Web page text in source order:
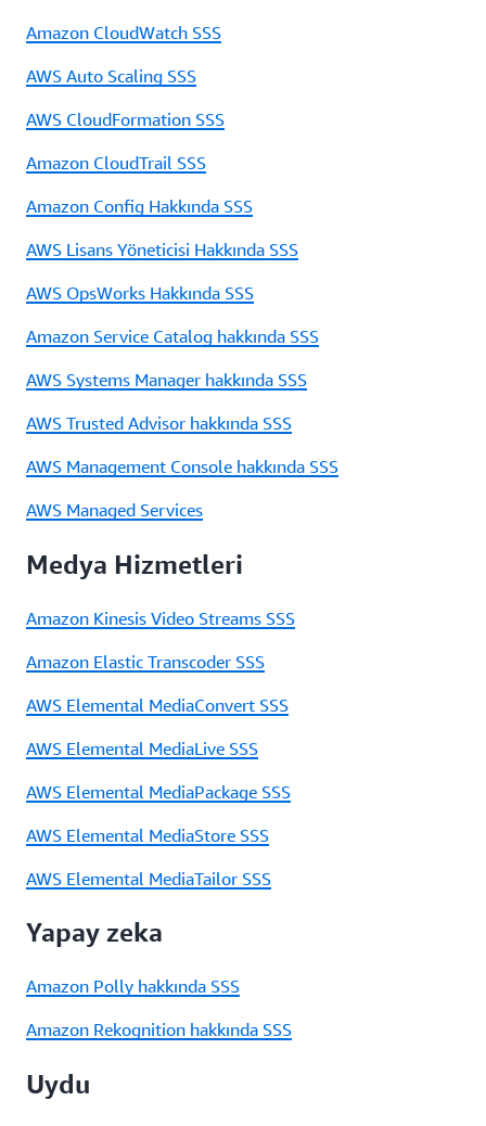
Amazon CloudWatch SSS
AWS Auto Scaling SSS
AWS CloudFormation SSS
Amazon CloudTrail SSS
Amazon Config Hakkında SSS
AWS Lisans Yöneticisi Hakkında SSS
AWS OpsWorks Hakkında SSS
Amazon Service Catalog hakkında SSS
AWS Systems Manager hakkında SSS
AWS Trusted Advisor hakkında SSS
AWS Management Console hakkında SSS
AWS Managed Services
Medya Hizmetleri
Amazon Kinesis Video Streams SSS
Amazon Elastic Transcoder SSS
AWS Elemental MediaConvert SSS
AWS Elemental MediaLive SSS
AWS Elemental MediaPackage SSS
AWS Elemental MediaStore SSS
AWS Elemental MediaTailor SSS
Yapay zeka
Amazon Polly hakkında SSS
Amazon Rekognition hakkında SSS
Uydu